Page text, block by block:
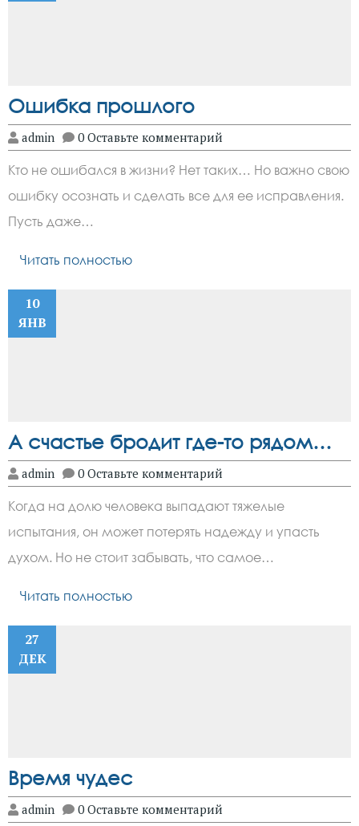
Ошибка прошлого
admin 0 Оставьте комментарий
Кто не ошибался в жизни? Нет таких… Но важно свою
ошибку осознать и сделать все для ее исправления.
Пусть даже…
Читать полностью
10
ЯНВ
А счастье бродит где-то рядом…
admin 0 Оставьте комментарий
Когда на долю человека выпадают тяжелые
испытания, он может потерять надежду и упасть
духом. Но не стоит забывать, что самое…
Читать полностью
27
ДЕК
Время чудес
admin 0 Оставьте комментарий